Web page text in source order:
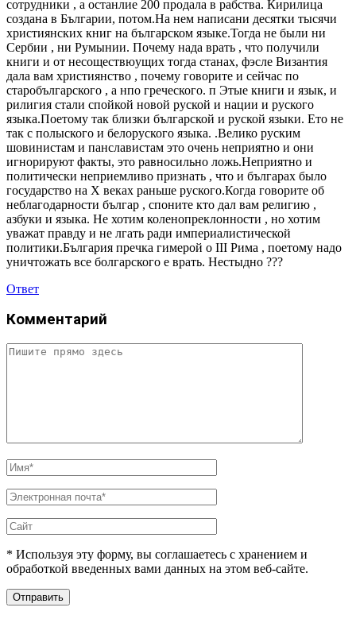
сотрудники , а останлие 200 продала в рабства. Кирилица
создана в Българии, потом.На нем написани десятки тысячи
християнских книг на българском языке.Тогда не были ни
Сербии , ни Румынии. Почему нада врать , что получили
книги и от несоществюущих тогда станах, фэсле Византия
дала вам християнство , почему говорите и сейчас по
старобългарского , а нпо греческого. п Этые книги и язык, и
рилигия стали спойкой новой руской и нации и руского
языка.Поетому так близки българской и руской языки. Ето не
так с полыского и белоруского языка. .Велико руским
шовинистам и панславистам это очень неприятно и они
игнорируют факты, это равносильно ложь.Неприятно и
политически неприемливо признать , что и българах было
государство на Х веках раньше руского.Когда говорите об
неблагодарности българ , споните кто дал вам религию ,
азбуки и языка. Не хотим коленопреклонности , но хотим
уважат правду и не лгать ради империалистической
политики.България пречка гимерой о ІІІ Рима , поетому надо
уничтожать все болгарского е врать. Нестыдно ???
Ответ
Комментарий
* Используя эту форму, вы соглашаетесь с хранением и
обработкой введенных вами данных на этом веб-сайте.